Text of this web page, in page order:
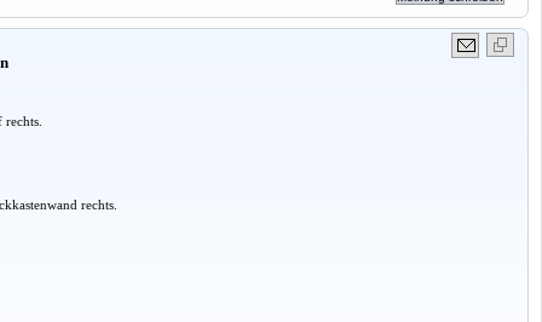
rechts.